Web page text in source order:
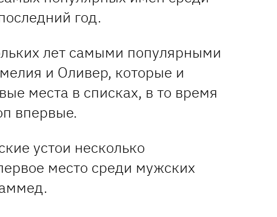
год.
лет самыми популярными
и Оливер, которые и
места в списках, в то время
впервые.
устои несколько
место среди мужских